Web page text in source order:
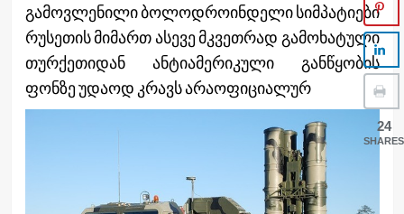
გამოვლენილი ბოლოდროინდელი სიმპატიები
რუსეთის მიმართ ასევე მკვეთრად გამოხატული
თურქეთიდან ანტიამერიკული განწყობის
ფონზე უდაოდ კრავს არაოფიციალურ
24
SHARES